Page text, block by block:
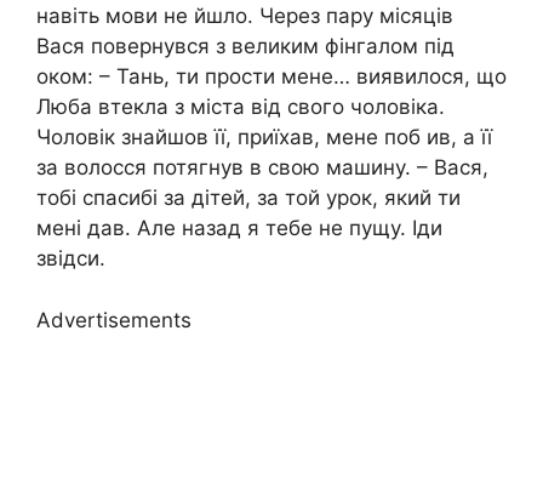
навіть мови не йшло. Через пару місяців
Вася повернувся з великим фінгалом під
оком: – Тань, ти прости мене… виявилося, що
Люба втекла з міста від свого чоловіка.
Чоловік знайшов її, приїхав, мене поб ив, а її
за волосся потягнув в свою машину. – Вася,
тобі спасибі за дітей, за той урок, який ти
мені дав. Але назад я тебе не пущу. Іди
звідси.
Advertisements